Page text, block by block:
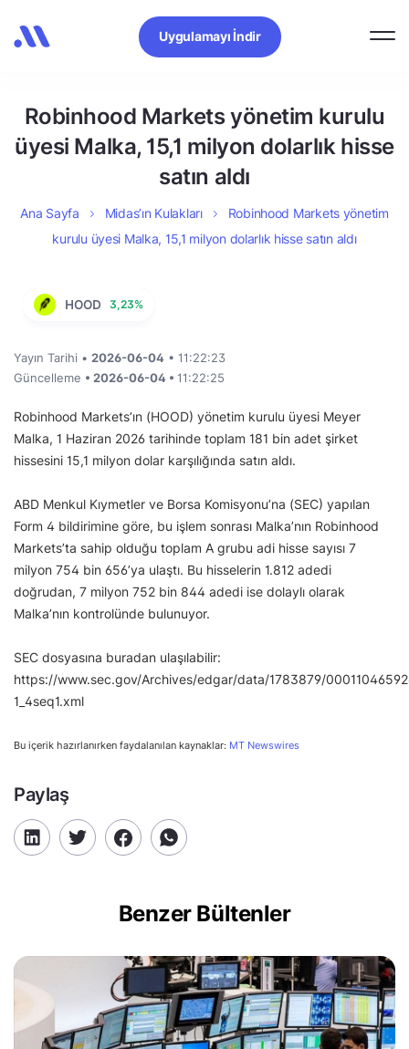
Uygulamayı İndir
Robinhood Markets yönetim kurulu
üyesi Malka, 15,1 milyon dolarlık hisse
satın aldı
Ana Sayfa Midas’ın Kulakları
Robinhood Markets yönetim
kurulu üyesi Malka, 15,1 milyon dolarlık hisse satın aldı
HOOD 3,23%
Yayın Tarihi • 2026-06-04 • 11:22:23
Güncelleme • 2026-06-04 • 11:22:25
Robinhood Markets’ın (HOOD) yönetim kurulu üyesi Meyer
Malka, 1 Haziran 2026 tarihinde toplam 181 bin adet şirket
hissesini 15,1 milyon dolar karşılığında satın aldı.
ABD Menkul Kıymetler ve Borsa Komisyonu’na (SEC) yapılan
Form 4 bildirimine göre, bu işlem sonrası Malka’nın Robinhood
Markets’ta sahip olduğu toplam A grubu adi hisse sayısı 7
milyon 754 bin 656’ya ulaştı. Bu hisselerin 1.812 adedi
doğrudan, 7 milyon 752 bin 844 adedi ise dolaylı olarak
Malka’nın kontrolünde bulunuyor.
SEC dosyasına buradan ulaşılabilir:
https://www.sec.gov/Archives/edgar/data/1783879/
1_4seq1.xml
Bu içerik hazırlanırken faydalanılan kaynaklar: MT Newswires
Paylaş
Benzer Bültenler